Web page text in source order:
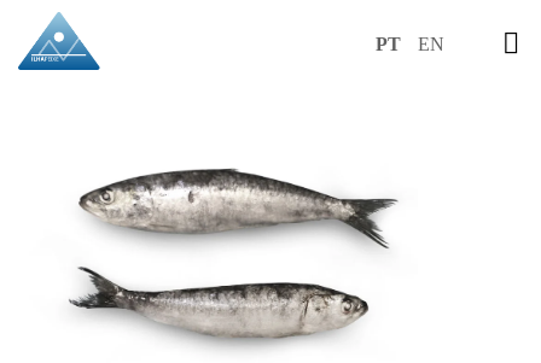
PT EN